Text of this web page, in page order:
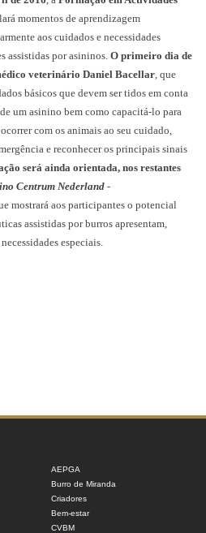
momentos de aprendizagem
aos cuidados e necessidades
assistidas por asininos. O primeiro dia de
veterinário Daniel Bacellar, que
básicos que devem ser tidos em conta
um asinino bem como capacitá-lo para
com os animais ao seu cuidado,
e reconhecer os principais sinais
será ainda orientada, nos restantes
Centrum Nederland -
mostrará aos participantes o potencial
assistidas por burros apresentam,
especiais.
AEPGA
Burro de Miranda
Criadores
Bem-estar
CVBM